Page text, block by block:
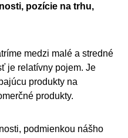
pozície na trhu,
medzi malé a stredné
je relatívny pojem. Je
produkty na
produkty.
podmienkou nášho